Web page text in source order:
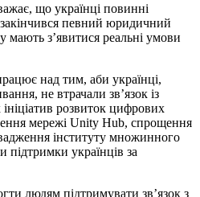
що українці повинні
певний юридичний
мають з’явитися реальні умови
над тим, аби українці,
не втрачали зв’язок із
розвиток цифрових
мережі Unity Hub, спрощення
інституту множинного
підтримки українців за
людям підтримувати зв’язок з